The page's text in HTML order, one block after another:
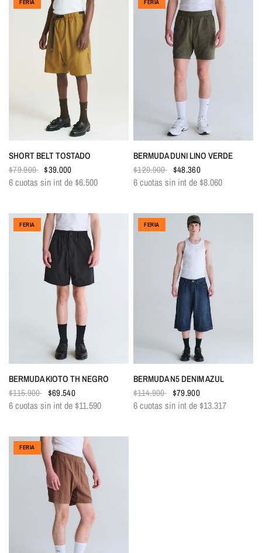
FERIA
VISTA RÁPIDA
SHORT BELT TOSTADO
$79.900
$39.000
6 cuotas sin int de $6.500
FERIA
VISTA RÁPIDA
BERMUDA DUNI LINO VERDE
$120.900
$48.360
6 cuotas sin int de $8.060
FERIA
VISTA RÁPIDA
BERMUDA KIOTO TH NEGRO
$115.900
$69.540
6 cuotas sin int de $11.590
FERIA
VISTA RÁPIDA
BERMUDA N5 DENIM AZUL
$114.900
$79.900
6 cuotas sin int de $13.317
FERIA